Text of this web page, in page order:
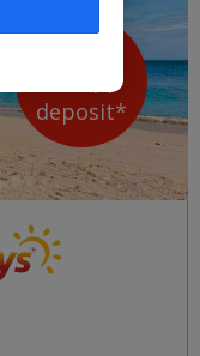
Low
pp
deposit*